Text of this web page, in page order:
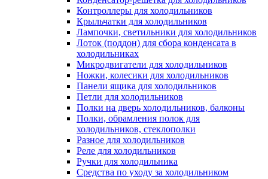
Контроллеры для холодильников
Крыльчатки для холодильников
Лампочки, светильники для холодильников
Лоток (поддон) для сбора конденсата в
холодильниках
Микродвигатели для холодильников
Ножки, колесики для холодильников
Панели ящика для холодильников
Петли для холодильников
Полки на дверь холодильников, балконы
Полки, обрамления полок для
холодильников, стеклополки
Разное для холодильников
Реле для холодильников
Ручки для холодильника
Средства по уходу за холодильником